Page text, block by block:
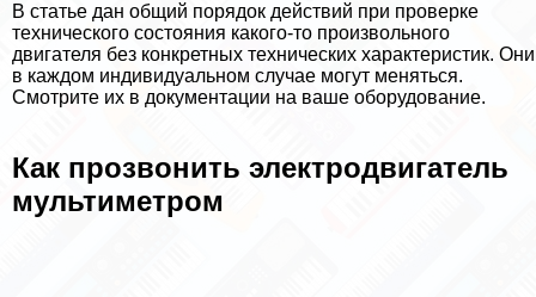
В статье дан общий порядок действий при проверке
технического состояния какого-то произвольного
двигателя без конкретных технических хаpaктеристик. Они
в каждом индивидуальном случае могут меняться.
Смотрите их в документации на ваше оборудование.
Как прозвонить электродвигатель
мультиметром